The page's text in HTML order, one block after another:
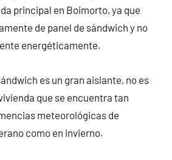
principal en Boimorto, ya que
de panel de sándwich y no
energéticamente.
es un gran aislante, no es
que se encuentra tan
meteorológicas de
como en invierno.